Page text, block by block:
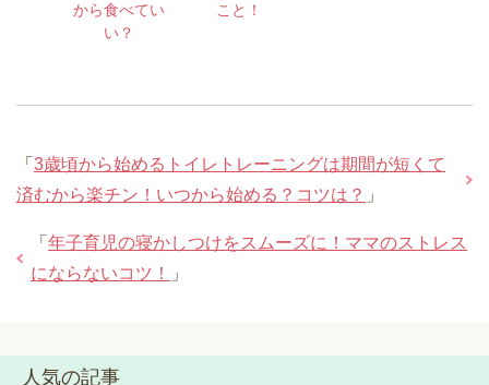
から食べてい
い？
こと！
「 3歳頃から始めるトイレトレーニングは期間が短くて
済むから楽チン！いつから始める？コツは？ 」
「 年子育児の寝かしつけをスムーズに！ママのストレス
にならないコツ！
」
人気の記事